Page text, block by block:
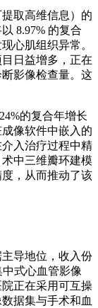
取高维信息）的
8.97% 的复合
心肌组织异常。
日益增多，正在
影像检查量。这
的复合年增长
像软件中嵌入的
入治疗过程中精
中三维瓣环建模
，从而推动了该
导地位，收入份
式心血管影像
正在采用可互操
据集与手术和血